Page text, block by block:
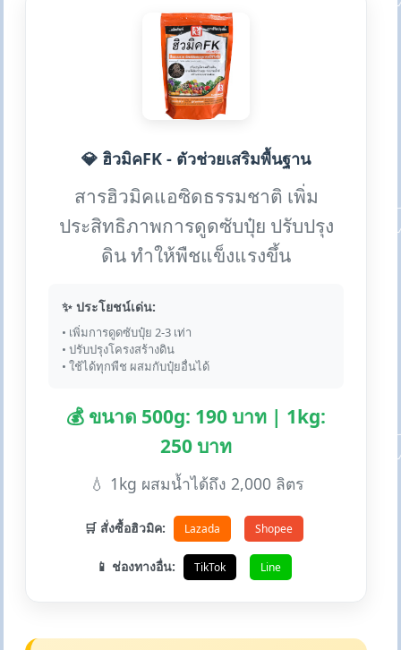
💎 ฮิวมิคFK - ตัวช่วยเสริมพื้นฐาน
สารฮิวมิคแอซิดธรรมชาติ เพิ่ม
ประสิทธิภาพการดูดซับปุ๋ย ปรับปรุง
ดิน ทำให้พืชแข็งแรงขึ้น
✨ ประโยชน์เด่น:
• เพิ่มการดูดซับปุ๋ย 2-3 เท่า
• ปรับปรุงโครงสร้างดิน
• ใช้ได้ทุกพืช ผสมกับปุ๋ยอื่นได้
💰 ขนาด 500g: 190 บาท | 1kg:
250 บาท
💧 1kg ผสมน้ำได้ถึง 2,000 ลิตร
🛒 สั่งซื้อฮิวมิค: Lazada Shopee
📱 ช่องทางอื่น: TikTok Line